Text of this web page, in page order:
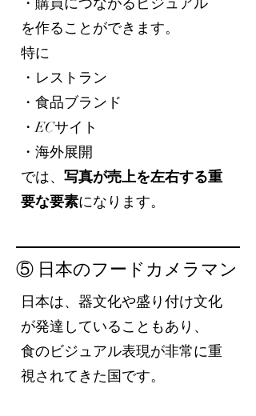
を作ることができます。
特に
・レストラン
・食品ブランド
・ECサイト
・海外展開
では、 写真が売上を左右する重
要な要素になります。
⑤ 日本のフードカメラマン
日本は、器文化や盛り付け文化
が発達していることもあり、
食のビジュアル表現が非常に重
視されてきた国です。